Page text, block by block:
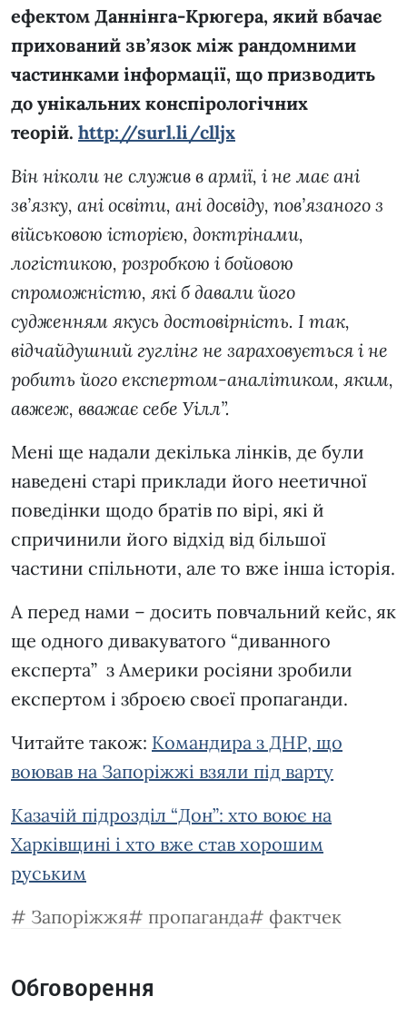
ефектом Даннінга-Крюгера, який вбачає
прихований зв’язок між рандомними
частинками інформації, що призводить
до унікальних конспірологічних
теорій. http://surl.li/clljx
Він ніколи не служив в армії, і не має ані
зв’язку, ані освіти, ані досвіду, пов’язаного з
військовою історією, доктрінами,
логістикою, розробкою і бойовою
спроможністю, які б давали його
судженням якусь достовірність. І так,
відчайдушний гуглінг не зараховується і не
робить його експертом-аналітиком, яким,
авжеж, вважає себе Уілл”.
Мені ще надали декілька лінків, де були
наведені старі приклади його неетичної
поведінки щодо братів по вірі, які й
спричинили його відхід від більшої
частини спільноти, але то вже інша історія.
А перед нами – досить повчальний кейс, як
ще одного дивакуватого “диванного
експерта” з Америки росіяни зробили
експертом і зброєю своєї пропаганди.
Читайте також: Командира з ДНР, що
воював на Запоріжжі взяли під варту
Казачій підрозділ “Дон”: хто воює на
Харківщині і хто вже став хорошим
руським
Запоріжжя
пропаганда фактчек
Обговорення